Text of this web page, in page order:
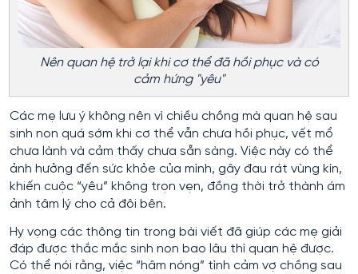
Nên quan hệ trở lại khi cơ thể đã hồi phục và có
cảm hứng "yêu"
Các mẹ lưu ý không nên vì chiều chồng mà quan hệ sau
sinh non quá sớm khi cơ thể vẫn chưa hồi phục, vết mổ
chưa lành và cảm thấy chưa sẵn sàng. Việc này có thể
ảnh hưởng đến sức khỏe của mình, gây đau rát vùng kín,
khiến cuộc “yêu” không trọn vẹn, đồng thời trở thành ám
ảnh tâm lý cho cả đôi bên.
Hy vọng các thông tin trong bài viết đã giúp các mẹ giải
đáp được thắc mắc sinh non bao lâu thì quan hệ được.
Có thể nói rằng, việc “hâm nóng” tình cảm vợ chồng sau